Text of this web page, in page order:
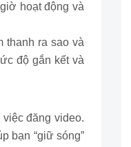
hoạt động và
thanh ra sao và
độ gắn kết và
đăng video.
bạn “giữ sóng”